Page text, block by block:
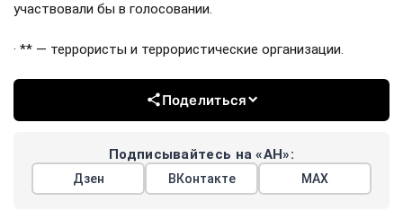
участвовали бы в голосовании.
· ** — террористы и террористические организации.
Поделиться
Подписывайтесь на «АН»:
Дзен ВКонтакте МАХ